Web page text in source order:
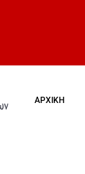
ΑΡΧΙΚΗ